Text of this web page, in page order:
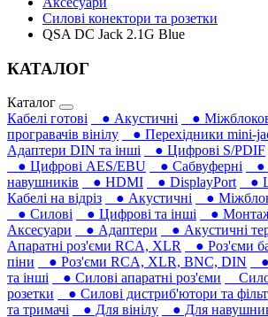
Силові конектори та розетки
QSA DC Jack 2.1G Blue
КАТАЛОГ
Каталог
Кабелі готові
● Акустичні ●
програвачів вінілу
● Перехідники mini-
Адаптери DIN та інші
● Цифрові S/PDIF
● Цифрові AES/EBU
● Сабвуферні ●
навушників‎
● HDMI ● DisplayPort ●
Кабелі на відріз
● Акустичні ●
● Силові
● Цифрові та інші
●
Аксесуари
● Адаптери ● Акустичні
Апаратні роз'єми RCA, XLR
● Роз'єми
піни
● Роз'єми RCA, XLR, BNC, DIN
●
та інші
● Силові апаратні роз'єми
розетки
● Силові дистриб'ютори та
та тримачі
● Для вінілу ● Для